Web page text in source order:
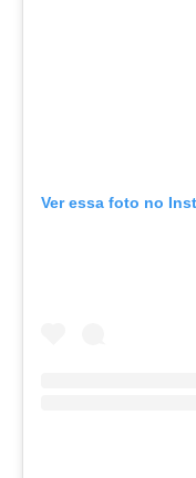
Ver essa foto no